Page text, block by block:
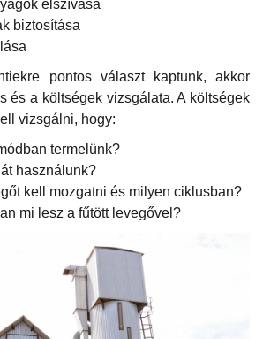
elszívása
biztosítása
pontos választ kaptunk, akkor
és a költségek vizsgálata. A költségek
vizsgálni, hogy:
termelünk?
használunk?
kell mozgatni és milyen ciklusban?
mi lesz a fűtött levegővel?